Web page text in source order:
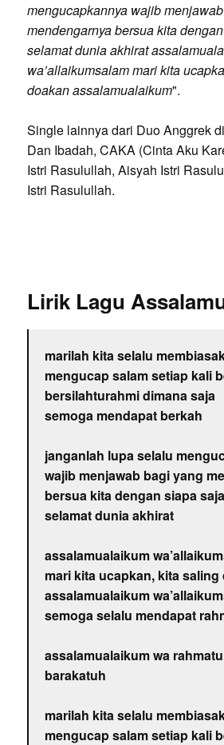
mengucapkannya wajib
mendengarnya bersua kita
selamat dunia akhirat
wa’allaikumsalam mari kita
doakan assalamualaikum".
Single lainnya dari Duo Anggrek
Dan Ibadah, CAKA (Cinta Aku
Istri Rasulullah, Aisyah Istri
Istri Rasulullah.
Lirik Lagu
marilah kita selalu
mengucap salam setiap kali
bersilahturahmi dimana saja
semoga mendapat berkah
janganlah lupa selalu
wajib menjawab bagi yang
bersua kita dengan siapa saja
selamat dunia akhirat
assalamualaikum
mari kita ucapkan, kita saling
assalamualaikum
semoga selalu mendapat
assalamualaikum wa
barakatuh
marilah kita selalu
mengucap salam setiap kali